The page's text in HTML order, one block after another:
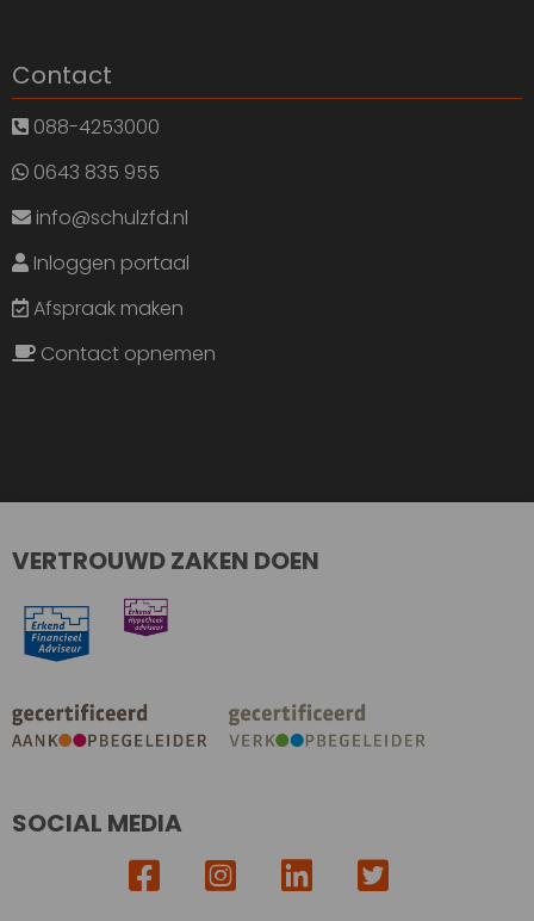
Contact
088-4253000
0643 835 955
info@schulzfd.nl
Inloggen portaal
Afspraak maken
Contact opnemen
VERTROUWD ZAKEN DOEN
SOCIAL MEDIA